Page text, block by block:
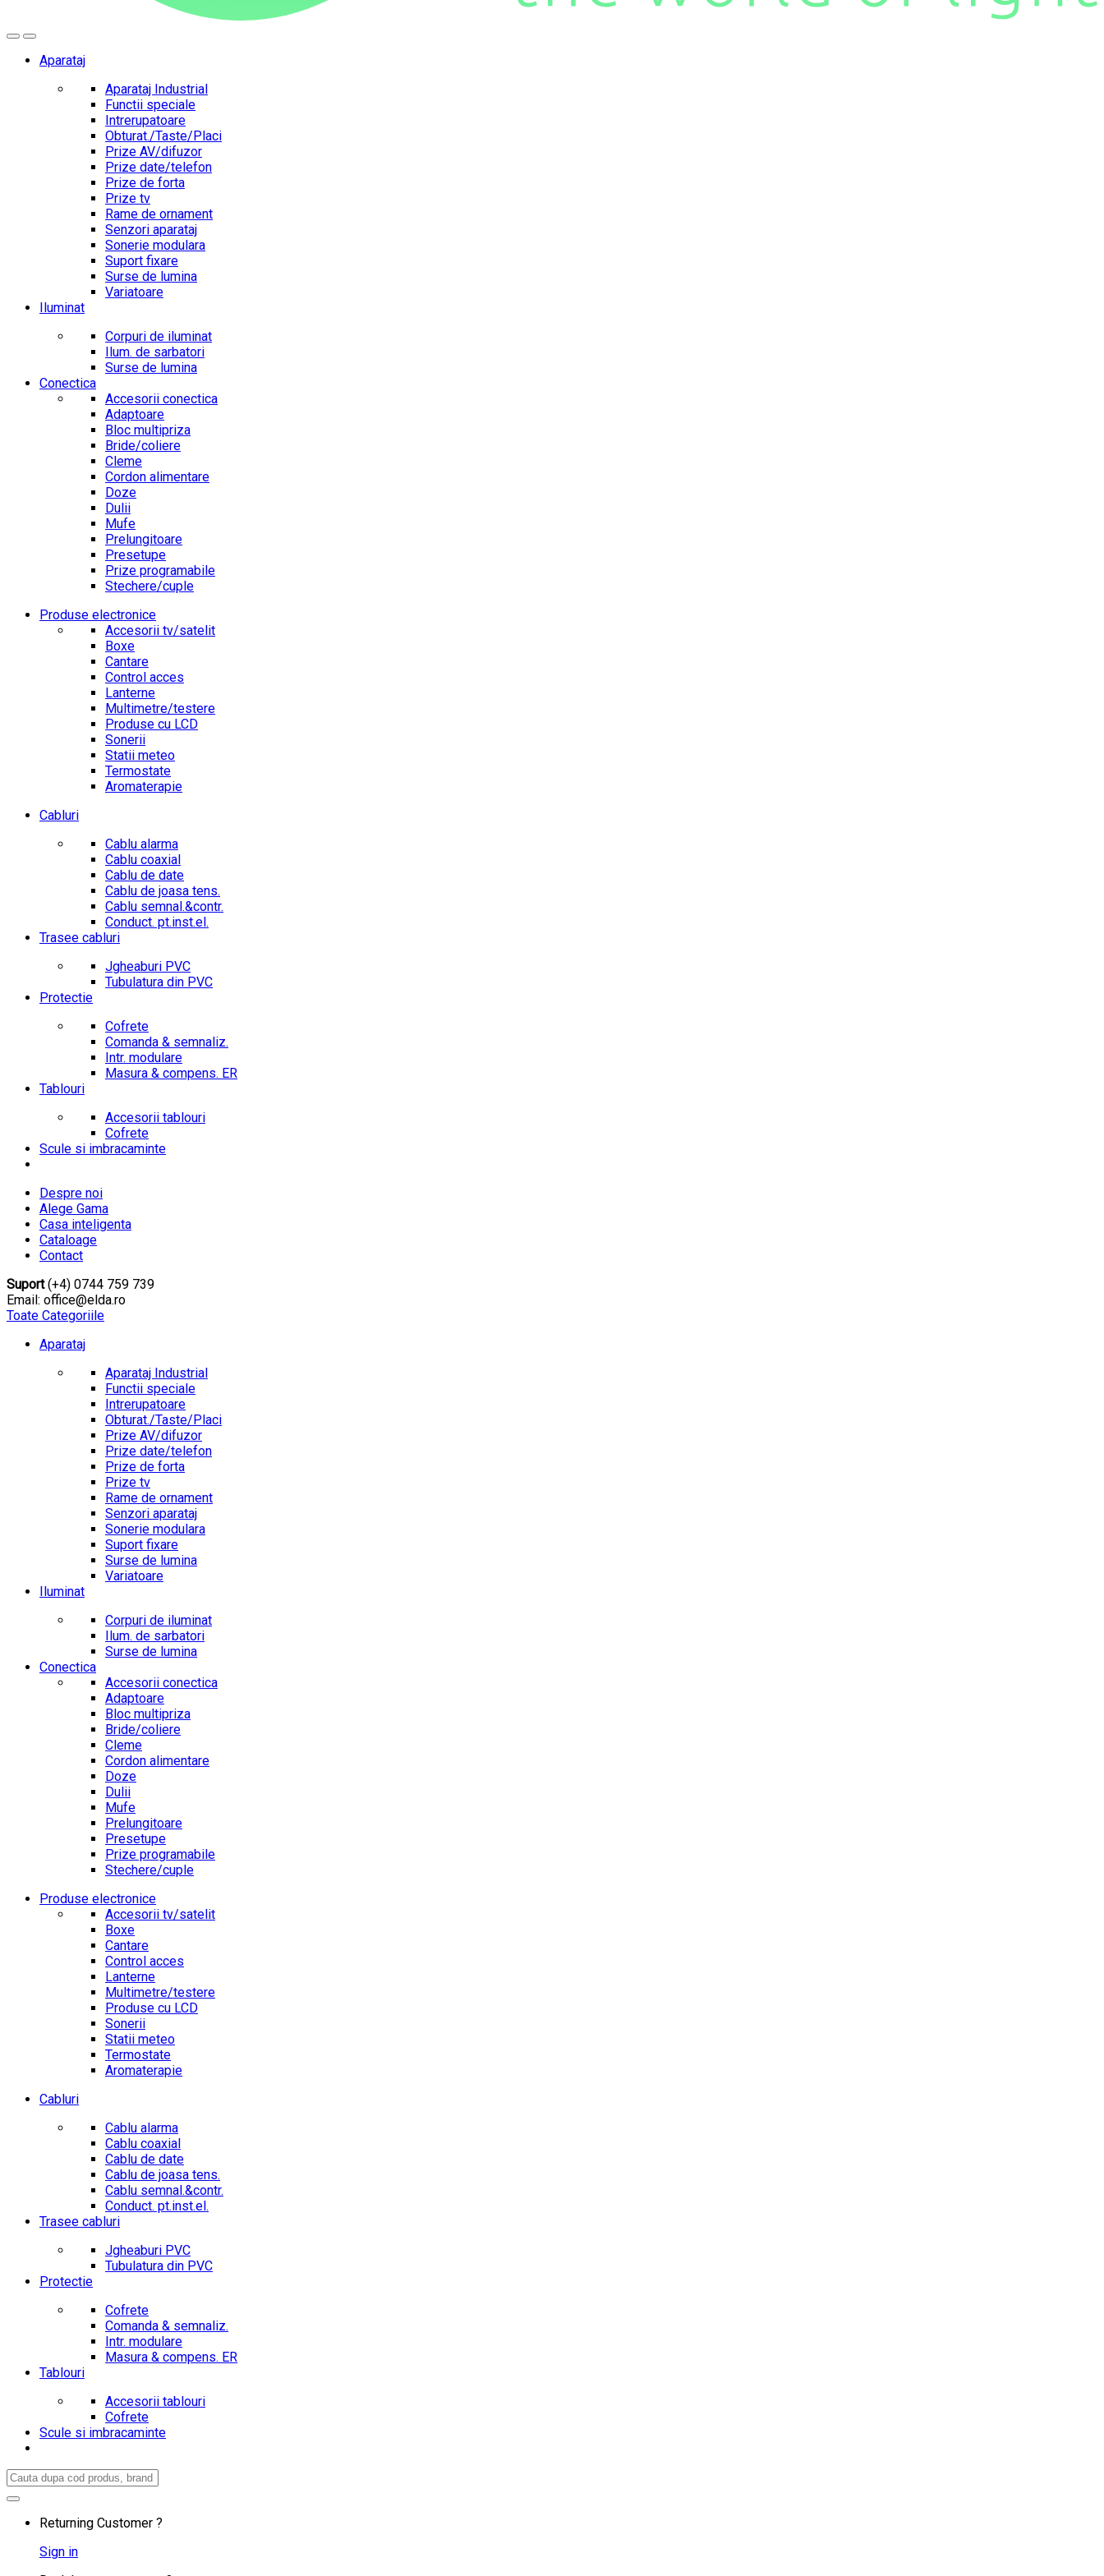
Aparataj
Aparataj Industrial
Functii speciale
Intrerupatoare
Obturat./Taste/Placi
Prize AV/difuzor
Prize date/telefon
Prize de forta
Prize tv
Rame de ornament
Senzori aparataj
Sonerie modulara
Suport fixare
Surse de lumina
Variatoare
Iluminat
Corpuri de iluminat
Ilum. de sarbatori
Surse de lumina
Conectica
Accesorii conectica
Adaptoare
Bloc multipriza
Bride/coliere
Cleme
Cordon alimentare
Doze
Dulii
Mufe
Prelungitoare
Presetupe
Prize programabile
Stechere/cuple
Produse electronice
Accesorii tv/satelit
Boxe
Cantare
Control acces
Lanterne
Multimetre/testere
Produse cu LCD
Sonerii
Statii meteo
Termostate
Aromaterapie
Cabluri
Cablu alarma
Cablu coaxial
Cablu de date
Cablu de joasa tens.
Cablu semnal.&contr.
Conduct. pt.inst.el.
Trasee cabluri
Jgheaburi PVC
Tubulatura din PVC
Protectie
Cofrete
Comanda & semnaliz.
Intr. modulare
Masura & compens. ER
Tablouri
Accesorii tablouri
Cofrete
Scule si imbracaminte
Despre noi
Alege Gama
Casa inteligenta
Cataloage
Contact
Suport(+4) 0744 759 739
Email: office@elda.ro
Toate Categoriile
Aparataj
Aparataj Industrial
Functii speciale
Intrerupatoare
Obturat./Taste/Placi
Prize AV/difuzor
Prize date/telefon
Prize de forta
Prize tv
Rame de ornament
Senzori aparataj
Sonerie modulara
Suport fixare
Surse de lumina
Variatoare
Iluminat
Corpuri de iluminat
Ilum. de sarbatori
Surse de lumina
Conectica
Accesorii conectica
Adaptoare
Bloc multipriza
Bride/coliere
Cleme
Cordon alimentare
Doze
Dulii
Mufe
Prelungitoare
Presetupe
Prize programabile
Stechere/cuple
Produse electronice
Accesorii tv/satelit
Boxe
Cantare
Control acces
Lanterne
Multimetre/testere
Produse cu LCD
Sonerii
Statii meteo
Termostate
Aromaterapie
Cabluri
Cablu alarma
Cablu coaxial
Cablu de date
Cablu de joasa tens.
Cablu semnal.&contr.
Conduct. pt.inst.el.
Trasee cabluri
Jgheaburi PVC
Tubulatura din PVC
Protectie
Cofrete
Comanda & semnaliz.
Intr. modulare
Masura & compens. ER
Tablouri
Accesorii tablouri
Cofrete
Scule si imbracaminte
Search
for:
Returning Customer ?
Sign in